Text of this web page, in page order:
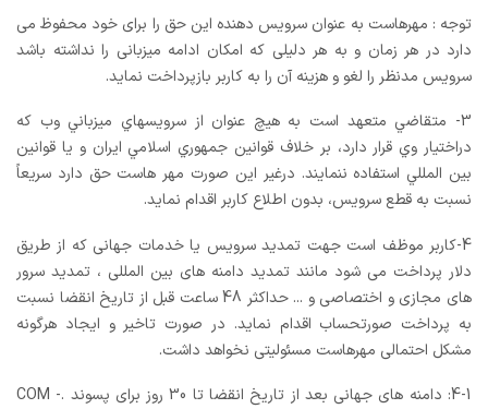
توجه : مهرهاست به عنوان سرویس دهنده این حق را برای خود محفوظ می
دارد در هر زمان و به هر دلیلی که امکان ادامه میزبانی را نداشته باشد
سرویس مدنظر را لغو و هزینه آن را به کاربر بازپرداخت نماید.
3- متقاضي متعهد است به هیچ عنوان از سرويسهاي ميزباني وب که
دراختيار وي قرار دارد، بر خلاف قوانين جمهوري اسلامي ايران و يا قوانين
بين المللي استفاده ننمايند. درغير اين صورت مهر هاست حق دارد سریعاً
نسبت به قطع سرويس، بدون اطلاع کاربر اقدام نمايد.
4-کاربر موظف است جهت تمدید سرویس یا خدمات جهانی که از طریق
دلار پرداخت می شود مانند تمدید دامنه های بین المللی ، تمدید سرور
های مجازی و اختصاصی و ... حداکثر 48 ساعت قبل از تاریخ انقضا نسبت
به پرداخت صورتحساب اقدام نماید. در صورت تاخیر و ایجاد هرگونه
مشکل احتمالی مهرهاست مسئولیتی نخواهد داشت.
4-1: دامنه های جهانی بعد از تاریخ انقضا تا 30 روز برای پسوند .COM -